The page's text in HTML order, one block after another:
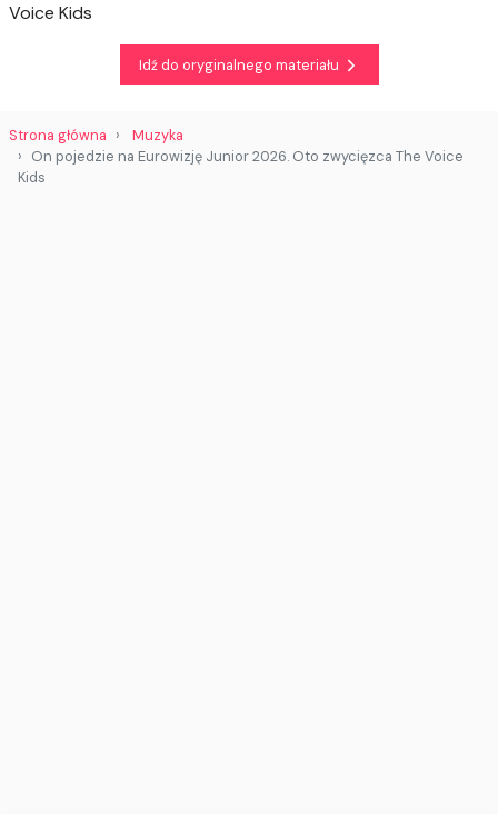
Voice Kids
Idź do oryginalnego materiału
Strona główna
Muzyka
On pojedzie na Eurowizję Junior 2026. Oto zwycięzca The Voice
Kids